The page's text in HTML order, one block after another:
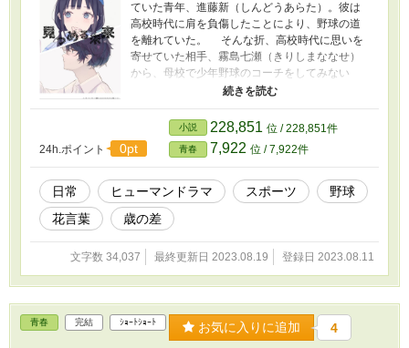
ていた青年、進藤新（しんどうあらた）。彼は
高校時代に肩を負傷したことにより、野球の道
を離れていた。 そんな折、高校時代に思いを
寄せていた相手、霧島七瀬（きりしまななせ）
から、母校で少年野球のコーチをしてみない
か？ と打診される。 渋々向かった母校であ
る港北小学校で、男の子の中に混ざってプレー
している女の子、本上雪菜（ほんじょうゆき
な）と新は出会う。 交流戦での勝利を目指し
チーム改革に着手していくなか、雪菜との交流
が、彼女の変化が、静かに、しかし確実に、新
の心を変えていく。 ※表紙は、ゆゆ様のフリー
アイコンを使わせて頂いています。
24h.ポイント 0pt
小説 228,851 位 / 228,851件
青春 7,922 位 / 7,922件
日常 ヒューマンドラマ スポーツ
野球
花言葉
歳の差
文字数 34,037 最終更新日 2023.08.19 登録日 2023.08.11
青春 完結 ｼｮｰﾄｼｮｰﾄ お気に入りに追加 4